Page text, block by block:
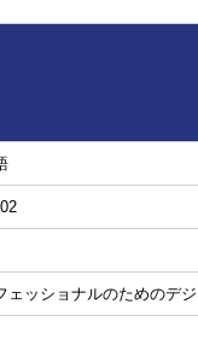
ェッショナルのためのデ